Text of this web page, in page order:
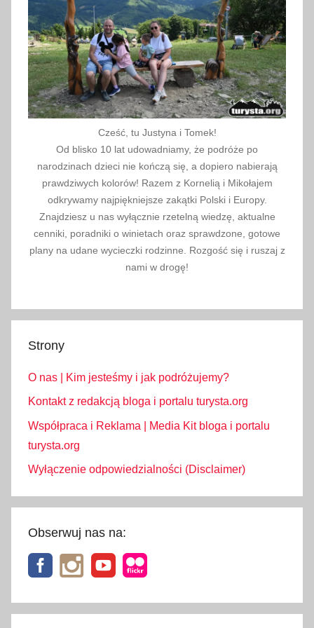
a
2
0
2
3
Cześć, tu Justyna i Tomek!
Od blisko 10 lat udowadniamy, że podróże po
narodzinach dzieci nie kończą się, a dopiero nabierają
prawdziwych kolorów! Razem z Kornelią i Mikołajem
odkrywamy najpiękniejsze zakątki Polski i Europy.
Znajdziesz u nas wyłącznie rzetelną wiedzę, aktualne
cenniki, poradniki o winietach oraz sprawdzone, gotowe
plany na udane wycieczki rodzinne. Rozgość się i ruszaj z
nami w drogę!
Strony
O nas | Kim jesteśmy i jak podróżujemy?
Kontakt z redakcją bloga i portalu turysta.org
Współpraca i Reklama | Media Kit bloga i portalu
turysta.org
Wyłączenie odpowiedzialności (Disclaimer)
Obserwuj nas na: